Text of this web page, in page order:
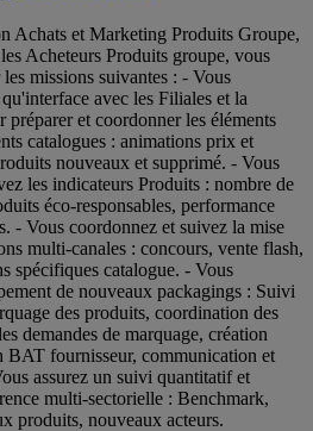
Achats et Marketing Produits Groupe,
Acheteurs Produits groupe, vous
les missions suivantes : - Vous
avec les Filiales et la
et coordonner les éléments
catalogues : animations prix et
nouveaux et supprimé. - Vous
les indicateurs Produits : nombre de
éco-responsables, performance
- Vous coordonnez et suivez la mise
multi-canales : concours, vente flash,
spécifiques catalogue. - Vous
de nouveaux packagings : Suivi
des produits, coordination des
demandes de marquage, création
BAT fournisseur, communication et
assurez un suivi quantitatif et
multi-sectorielle : Benchmark,
produits, nouveaux acteurs.